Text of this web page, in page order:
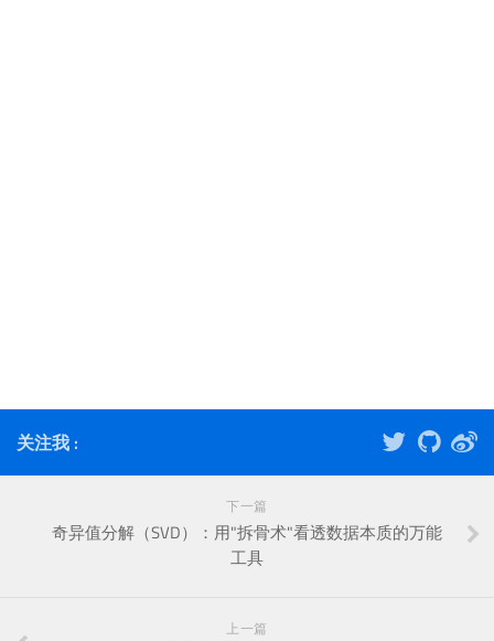
关注我 :
下一篇
奇异值分解（SVD）：用"拆骨术"看透数据本质的万能
工具
上一篇